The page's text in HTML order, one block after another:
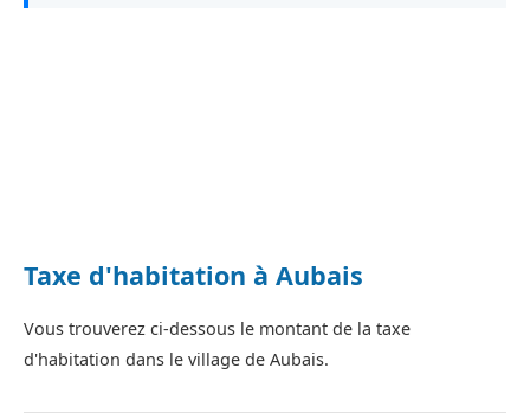
Taxe d'habitation à Aubais
Vous trouverez ci-dessous le montant de la taxe
d'habitation dans le village de Aubais.